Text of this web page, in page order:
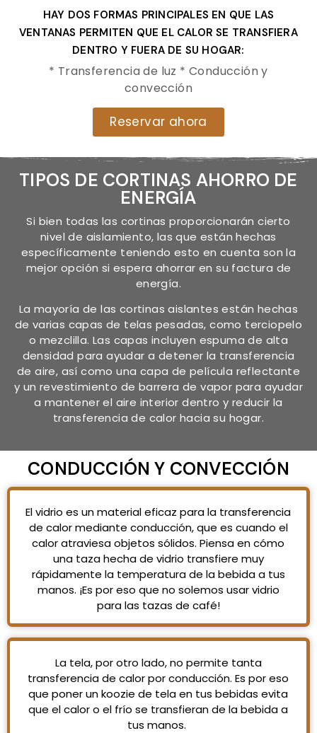
HAY DOS FORMAS PRINCIPALES EN QUE LAS
VENTANAS PERMITEN QUE EL CALOR SE TRANSFIERA
DENTRO Y FUERA DE SU HOGAR:
* Transferencia de luz * Conducción y
convección
Reservar ahora
TIPOS DE CORTINAS AHORRO DE
ENERGÍA
Si bien todas las cortinas proporcionarán cierto
nivel de aislamiento, las que están hechas
específicamente teniendo esto en cuenta son la
mejor opción si espera ahorrar en su factura de
energía.
La mayoría de las cortinas aislantes están hechas
de varias capas de telas pesadas, como terciopelo
o mezclilla. Las capas incluyen espuma de alta
densidad para ayudar a detener la transferencia
de aire, así como una capa de película reflectante
y un revestimiento de barrera de vapor para ayudar
a mantener el aire interior dentro y reducir la
transferencia de calor hacia su hogar.
CONDUCCIÓN Y CONVECCIÓN
El vidrio es un material eficaz para la transferencia
de calor mediante conducción, que es cuando el
calor atraviesa objetos sólidos. Piensa en cómo
una taza hecha de vidrio transfiere muy
rápidamente la temperatura de la bebida a tus
manos. ¡Es por eso que no solemos usar vidrio
para las tazas de café!
La tela, por otro lado, no permite tanta
transferencia de calor por conducción. Es por eso
que poner un koozie de tela en tus bebidas evita
que el calor o el frío se transfieran de la bebida a
tus manos.